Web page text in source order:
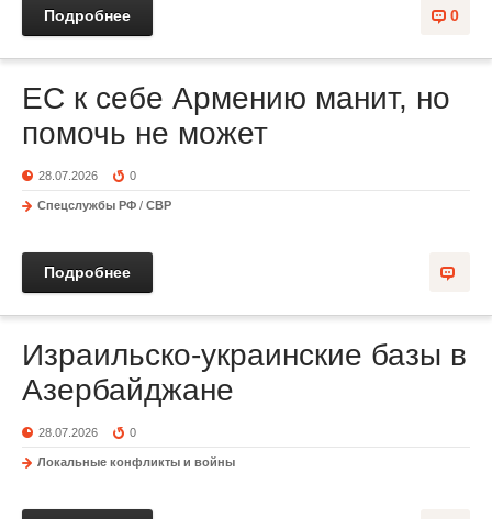
0
Подробнее
ЕС к себе Армению манит, но
помочь не может
28.07.2026 0
Спецслужбы РФ / СВР
Подробнее
Израильско-украинские базы в
Азербайджане
28.07.2026 0
Локальные конфликты и войны